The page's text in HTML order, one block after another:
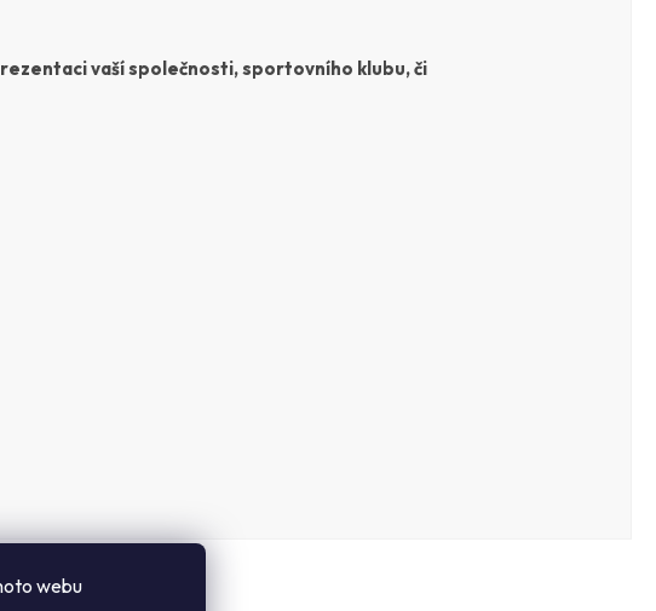
webu
vaší společnosti, sportovního klubu, či